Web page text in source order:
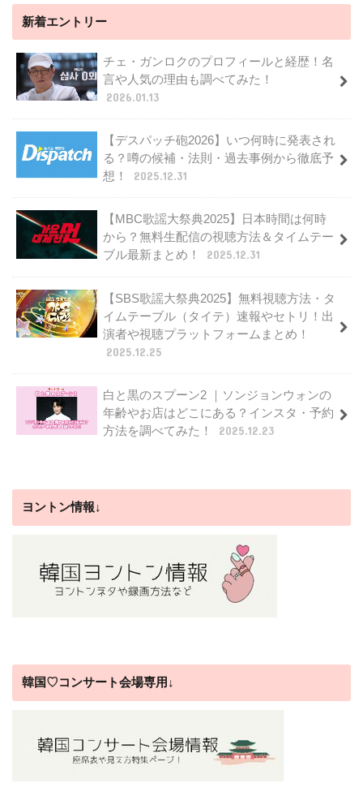
新着エントリー
チェ・ガンロクのプロフィールと経歴！名
言や人気の理由も調べてみた！
2026.01.13
【デスパッチ砲2026】いつ何時に発表され
る？噂の候補・法則・過去事例から徹底予
想！
2025.12.31
【MBC歌謡大祭典2025】日本時間は何時
から？無料生配信の視聴方法＆タイムテー
ブル最新まとめ！
2025.12.31
【SBS歌謡大祭典2025】無料視聴方法・タ
イムテーブル（タイテ）速報やセトリ！出
演者や視聴プラットフォームまとめ！
2025.12.25
白と黒のスプーン2 ｜ソンジョンウォンの
年齢やお店はどこにある？インスタ・予約
方法を調べてみた！
2025.12.23
ヨントン情報↓
韓国♡コンサート会場専用↓